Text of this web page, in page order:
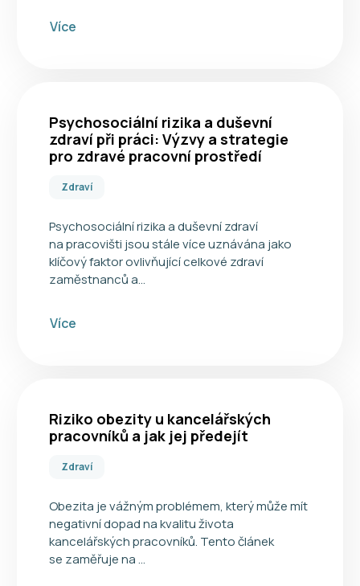
Více
Psychosociální rizika a duševní
zdraví při práci: Výzvy a strategie
pro zdravé pracovní prostředí
Zdraví
Psychosociální rizika a duševní zdraví
na pracovišti jsou stále více uznávána jako
klíčový faktor ovlivňující celkové zdraví
zaměstnanců a…
Více
Riziko obezity u kancelářských
pracovníků a jak jej předejít
Zdraví
Obezita je vážným problémem, který může mít
negativní dopad na kvalitu života
kancelářských pracovníků. Tento článek
se zaměřuje na …